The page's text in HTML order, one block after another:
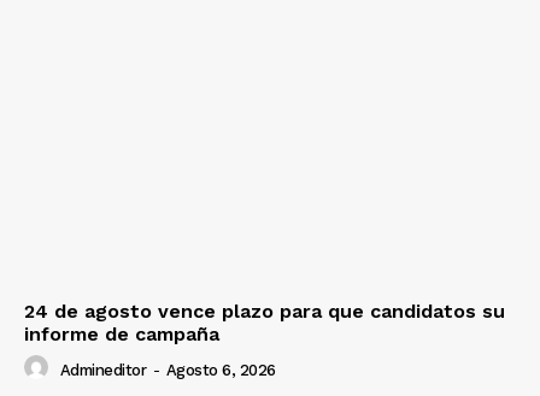
24 de agosto vence plazo para que candidatos su
informe de campaña
Admineditor - Agosto 6, 2026